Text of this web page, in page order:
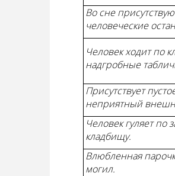
Во сне
человеческие
Человек ходит по
надгробные
Присутствует
неприятный
Человек гуляет по
кладбищу.
Влюбленная
могил.